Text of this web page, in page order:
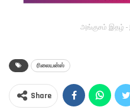
அங்குசம் இதழ் -
ரிலையன்ஸ்
Share